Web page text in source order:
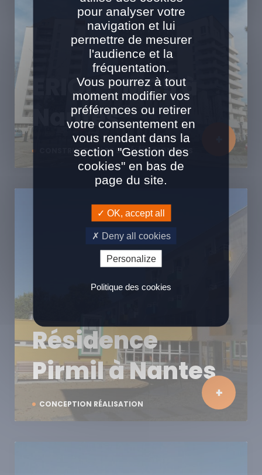
CONSTRUCTION ET SURÉLÉVATION BOIS
ERIOL – MC5 à
Nantes
CONCEPTION RÉALISATION
Résidence
Pirmil à Nantes
pour analyser votre
navigation et lui
permettre de mesurer
l'audience et la
fréquentation.
Vous pourrez à tout
moment modifier vos
préférences ou retirer
votre consentement en
vous rendant dans la
section "Gestion des
cookies" en bas de
page du site.
OK, accept all
Deny all cookies
Personalize
Politique des cookies